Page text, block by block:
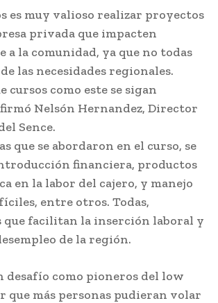
es muy valioso realizar proyectos
privada que impacten
a la comunidad, ya que no todas
las necesidades regionales.
cursos como este se sigan
Nelsón Hernandez, Director
Sence.
que se abordaron en el curso, se
financiera, productos
en la labor del cajero, y manejo
entre otros. Todas,
facilitan la inserción laboral y
de la región.
desafío como pioneros del low
que más personas pudieran volar